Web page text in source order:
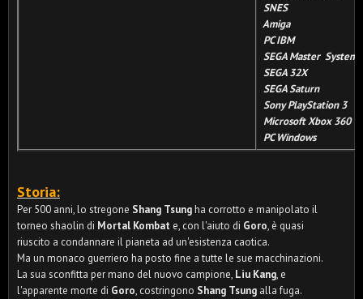
SNES
Amiga
PC IBM
SEGA Master System
SEGA 32X
SEGA Saturn
Sony PlayStation 3
Microsoft Xbox 360
PC Windows
Storia:
Per 500 anni, lo stregone Shang Tsungha corrotto e manipolato il
torneo shaolin di Mortal Kombat e, con l'aiuto di Goro, è quasi
riuscito a condannare il pianeta ad un'esistenza caotica.
Ma un monaco guerriero ha posto fine a tutte le sue macchinazioni.
La sua sconfitta per mano del nuovo campione, Liu Kang, e
l'apparente morte di Goro, costringono Shang Tsung alla fuga.